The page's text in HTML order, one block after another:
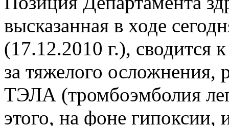
высказанная в ходе
(17.12.2010 г.), сводится
за тяжелого осложнения,
ТЭЛА (тромбоэмболия
этого, на фоне гипоксии,